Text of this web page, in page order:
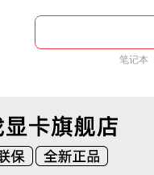
笔记本